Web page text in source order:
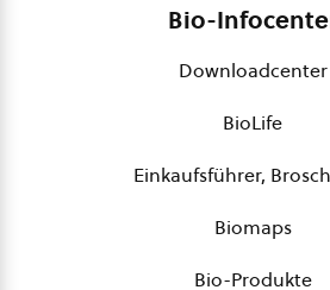
Bio-
Downloadcenter
BioLife
Einkaufsführer,
Biomaps
Bio-Produkte